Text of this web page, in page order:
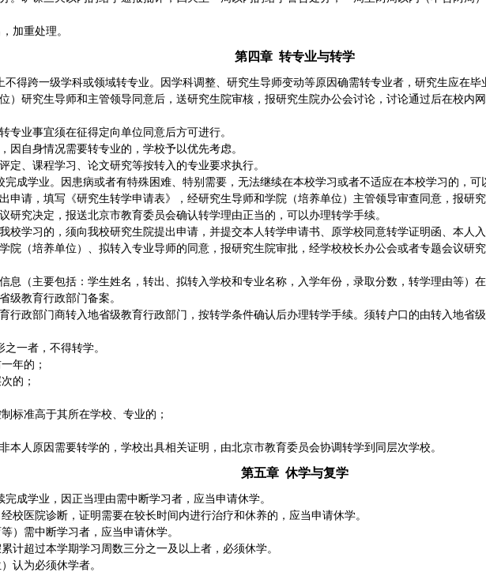
加重处理。
第四章 转专业与转学
不得跨一级学科或领域转专业。因学科调整、研究生导师变动等原因确需转专业者，研究生应在
）研究生导师和主管领导同意后，送研究生院审核，报研究生院办公会讨论，讨论通过后在校内
专业事宜须在征得定向单位同意后方可进行。
因自身情况需要转专业的，学校予以优先考虑。
定、课程学习、论文研究等按转入的专业要求执行。
完成学业。因患病或者有特殊困难、特别需要，无法继续在本校学习或者不适应在本校学习的，可
申请，填写《研究生转学申请表》，经研究生导师和学院（培养单位）主管领导审查同意，报研
研究决定，报送北京市教育委员会确认转学理由正当的，可以办理转学手续。
校学习的，须向我校研究生院提出申请，并提交本人转学申请书、原学校同意转学证明函、本人
院（培养单位）、拟转入专业导师的同意，报研究生院审批，经学校校长办公会或者专题会议研
息（主要包括：学生姓名，转出、拟转入学校和专业名称，入学年份，录取分数，转学理由等）
级教育行政部门备案。
行政部门商转入地省级教育行政部门，按转学条件确认后办理转学手续。须转户口的由转入地省
一者，不得转学。
年的；
的；
标准高于其所在学校、专业的；
本人原因需要转学的，学校出具相关证明，由北京市教育委员会协调转学到同层次学校。
第五章 休学与复学
完成学业，因正当理由需中断学习者，应当申请休学。
校医院诊断，证明需要在较长时间内进行治疗和休养的，应当申请休学。
）需中断学习者，应当申请休学。
计超过本学期学习周数三分之一及以上者，必须休学。
认为必须休学者。